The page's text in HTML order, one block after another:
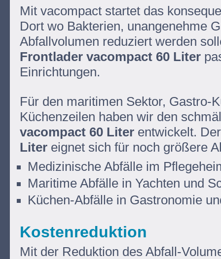
Mit vacompact startet das
Dort wo Bakterien, unangenehme
Abfallvolumen reduziert werden
Frontlader vacompact 60 Liter
Einrichtungen.
Für den maritimen Sektor, Gastro-
Küchenzeilen haben wir den
vacompact 60 Liter entwickelt.
Liter eignet sich für noch größere
Medizinische Abfälle im
Maritime Abfälle in Yachten und
Küchen-Abfälle in Gastronomie
Kostenreduktion
Mit der Reduktion des Abfall-